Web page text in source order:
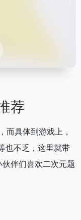
荐
而具体到游戏上，
也不乏，这里就带
伴们喜欢二次元题